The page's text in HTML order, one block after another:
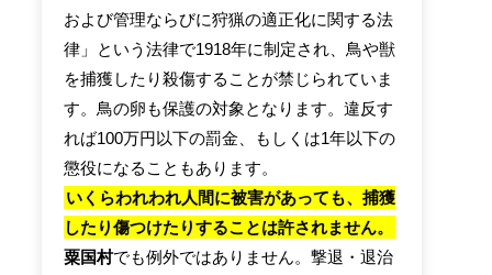
および管理ならびに狩猟の適正化に関する法
律」という法律で1918年に制定され、鳥や獣
を捕獲したり殺傷することが禁じられていま
す。鳥の卵も保護の対象となります。違反す
れば100万円以下の罰金、もしくは1年以下の
懲役になることもあります。
いくらわれわれ人間に被害があっても、捕獲
したり傷つけたりすることは許されません。
粟国村でも例外ではありません。撃退・退治